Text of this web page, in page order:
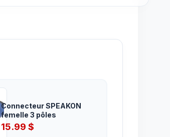
Connecteur SPEAKON
femelle 3 pôles
15.99 $